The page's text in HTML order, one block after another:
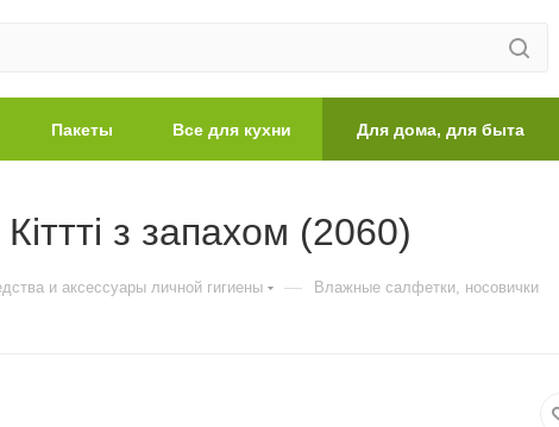
Пакеты Все для кухни Для дома, для быта
з запахом (2060)
и аксессуары личной гигиены — Влажные салфетки, носовички